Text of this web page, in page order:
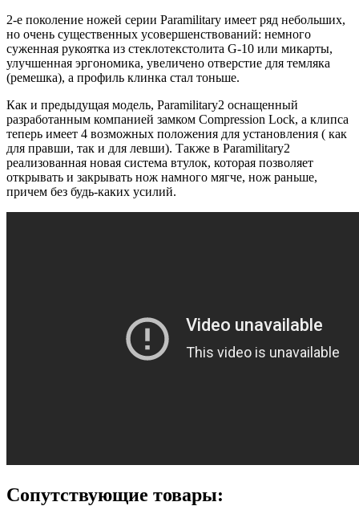
2-е поколение ножей серии Paramilitary имеет ряд небольших,
но очень существенных усовершенствований: немного
суженная рукоятка из стеклотекстолита G-10 или микарты,
улучшенная эргономика, увеличено отверстие для темляка
(ремешка), а профиль клинка стал тоньше.
Как и предыдущая модель, Paramilitary2 оснащенный
разработанным компанией замком Compression Lock, а клипса
теперь имеет 4 возможных положения для установления ( как
для правши, так и для левши). Также в Paramilitary2
реализованная новая система втулок, которая позволяет
открывать и закрывать нож намного мягче, нож раньше,
причем без будь-каких усилий.
Сопутствующие товары: